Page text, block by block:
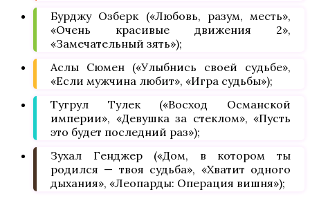
Бурджу Озберк («Любовь, разум, месть»,
«Очень красивые движения 2»,
«Замечательный зять»);
Аслы Сюмен («Улыбнись своей судьбе»,
«Если мужчина любит», «Игра судьбы»);
Тугрул Тулек («Восход Османской
империи», «Девушка за стеклом», «Пусть
это будет последний раз»);
Зухал Генджер («Дом, в котором ты
родился — твоя судьба», «Хватит одного
дыхания», «Леопарды: Операция вишня»);